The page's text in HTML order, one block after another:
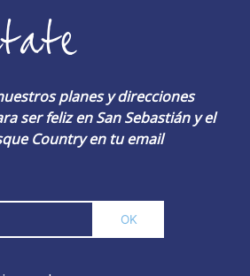
planes y direcciones
ser feliz en San Sebastián y el
Country en tu email